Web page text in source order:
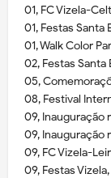
01, FC Vizela-
01, Festas Santa
01, Walk Color
02, Festas Santa
05,
08, Festival
09, Inauguração
09, Inauguração
09, FC Vizela-
09, Festas